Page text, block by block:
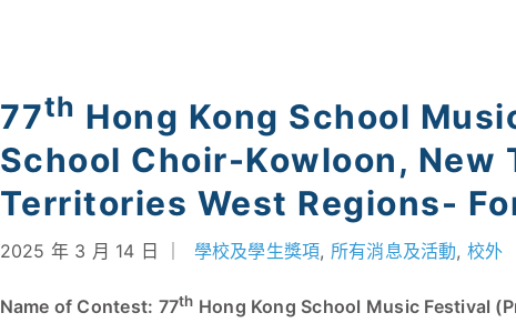
77th Hong Kong School
School Choir-Kowloon, New
Territories West Regions-
2025 年 3 月 14 日 學校及學生獎項, 所有消息及活動, 校外
Name of Contest: 77th Hong Kong School Music Festival